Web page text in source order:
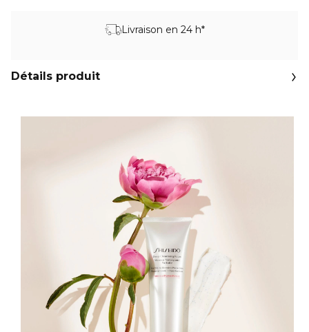
Livraison en 24 h*
Détails produit